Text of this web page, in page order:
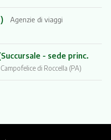
Agenzie di viaggi
- sede princ.
Campofelice di Roccella (PA)